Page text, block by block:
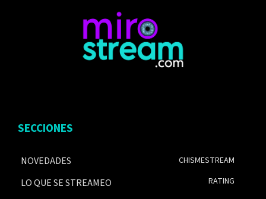
SECCIONES
NOVEDADES
LO QUE SE STREAMEO
CHISMESTREAM
RATING